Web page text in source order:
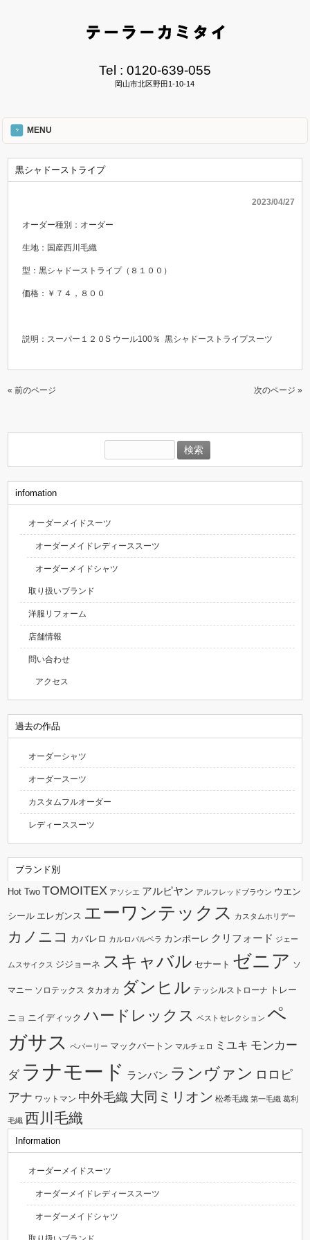
Tel : 0120-639-055
岡山市北区野田1-10-14
MENU
黒シャドーストライプ
2023/04/27
オーダー種別：オーダー
生地：国産西川毛織
型：黒シャドーストライプ（８１００）
価格：￥７４，８００
説明：スーパー１２０S ウール100％ 黒シャドーストライプスーツ
« 前のページ 次のページ »
索:
infomation
オーダーメイドスーツ
オーダーメイドレディーススーツ
オーダーメイドシャツ
取り扱いブランド
洋服リフォーム
店舗情報
問い合わせ
アクセス
過去の作品
オーダーシャツ
オーダースーツ
カスタムフルオーダー
レディーススーツ
ブランド別
Hot Two TOMOITEX アソシエ アルピヤン アルフレッドブラウン ウエン
シール エレガンス エーワンテックス カスタムホリデー
カノニコ カバレロ カルロバルベラ カンポーレ クリフォード ジェー
ムスサイクス ジジョーネ スキャバル セナート ゼニア ソ
マニー ソロテックス タカオカ ダンヒル テッシルストローナ トレー
ニョ ニイディック ハードレックス ベストセレクション ペ
ガサス
ペパーリー マックバートン マルチェロ ミユキ モンカー
ダ ラナモード ランバン ランヴァン ロロピ
アナ ワットマン 中外毛織大同ミリオン 松希毛織 第一毛織 葛利
毛織 西川毛織
Information
オーダーメイドスーツ
オーダーメイドレディーススーツ
オーダーメイドシャツ